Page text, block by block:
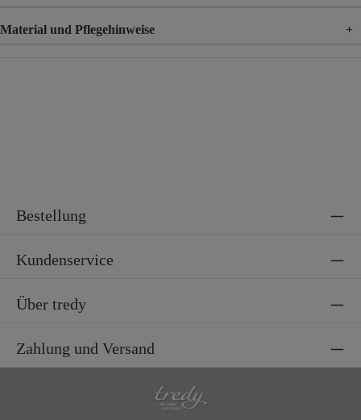
Material und Pflegehinweise +
Bestellung
Kundenservice
Über tredy
Zahlung und Versand